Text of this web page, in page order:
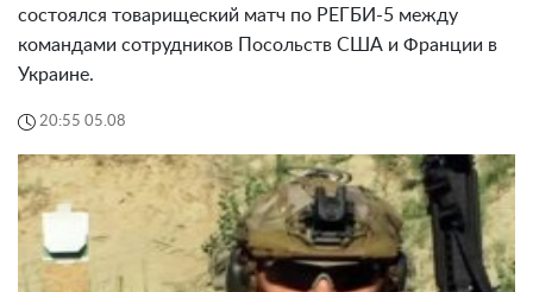
состоялся товарищеский матч по РЕГБИ-5 между
командами сотрудников Посольств США и Франции в
Украине.
20:55 05.08